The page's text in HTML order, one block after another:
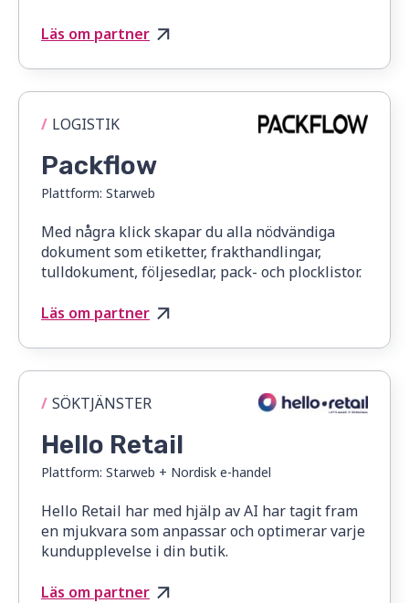
Läs om partner
/ LOGISTIK
Packflow
Plattform: Starweb
Med några klick skapar du alla nödvändiga
dokument som etiketter, frakthandlingar,
tulldokument, följesedlar, pack- och plocklistor.
Läs om partner
/ SÖKTJÄNSTER
Hello Retail
Plattform: Starweb + Nordisk e-handel
Hello Retail har med hjälp av AI har tagit fram
en mjukvara som anpassar och optimerar varje
kundupplevelse i din butik.
Läs om partner